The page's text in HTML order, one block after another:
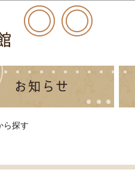
このページの本
ら探す